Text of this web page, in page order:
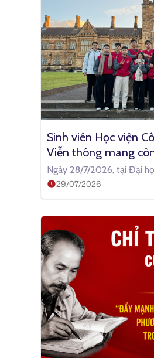
Sinh viên Học viện
Viễn thông mang
phục đấu trường
Coding Fest 2026 tại
29/07/2026
Ngày 28/7/2026, tại Đại
thi Coding Fest 2026 đã